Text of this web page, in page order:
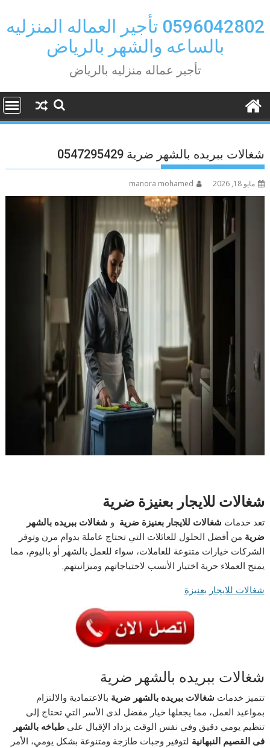
to
content
0596042802 تأجير العماله المنزليه
بالساعه والشهر بالرياض
تأجير عماله منزليه بالرياض
شغالات ببريده بالشهر ضرية 0547295429
مايو 18, 2026 manora mohamed
شغالات للايجار بعنيزة ضرية
تعد خدمات شغالات للايجار بعنيزة ضرية و شغالات ببريده بالشهر
ضرية من أفضل الحلول للعائلات التي تحتاج عاملة بدوام مرن وتوفر
الشركات خيارات متنوعة للعاملات، سواء للعمل بالشهر أو باليوم، مما
يمنح العملاء حرية اختيار الأنسب لاحتياجاتهم وميزانيتهم.
شغالات للايجار بعنيزة
شغالات ببريده بالشهر ضرية
تتميز خدمات شغالات ببريده بالشهر ضرية بالاعتمادية والالتزام
بمواعيد العمل، مما يجعلها خيار مفضل لدى الأسر التي تحتاج إلى
تنظيم يومي دقيق وفي نفس الوقت يزداد الإقبال علىطباخه بالشهر
فى القصيم النبهانية لتوفير وجبات طازجة ومتنوعة بشكل يومي، الأمر